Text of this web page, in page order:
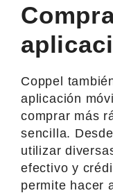
Coppel
aplicación
comprar más
sencilla.
utilizar
efectivo y
permite hacer